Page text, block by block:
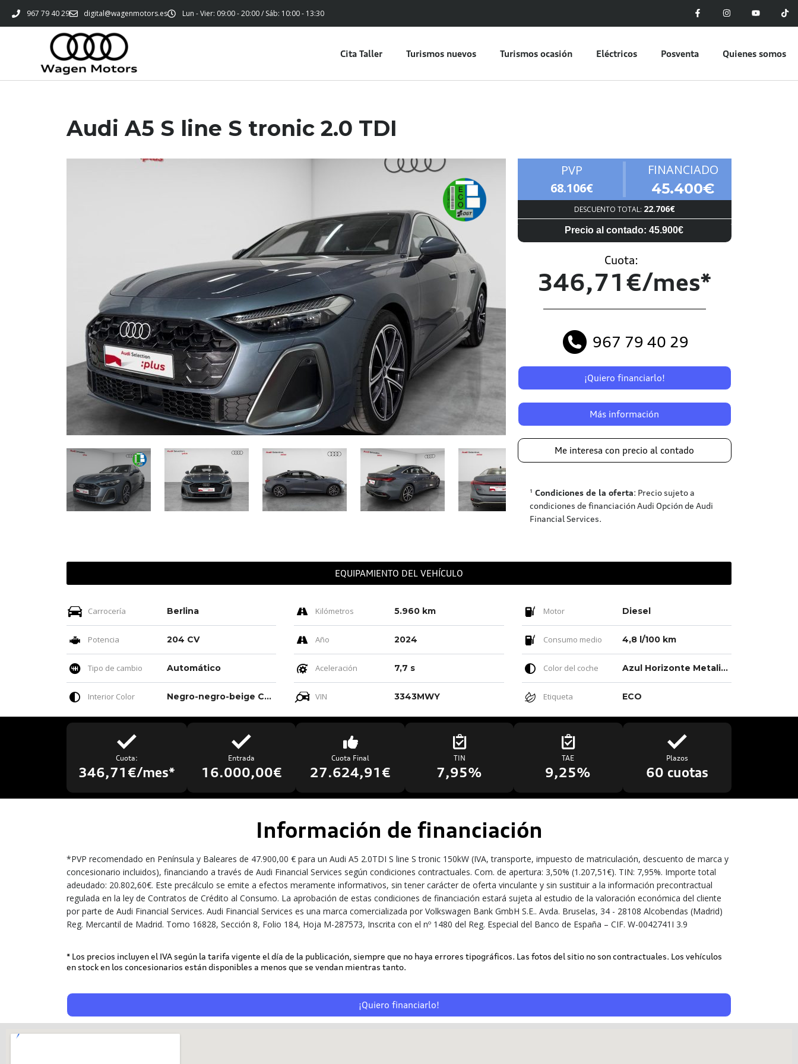
967 79 40 29 digital@wagenmotors.es Lun - Vier: 09:00 - 20:00 / Sáb: 10:00 - 13:30
Cita Taller Turismos nuevos Turismos ocasión Eléctricos Posventa Quienes somos
Audi A5 S line S tronic 2.0 TDI
PVP
68.106€
FINANCIADO
45.400€
DESCUENTO TOTAL: 22.706€
Precio al contado: 45.900€
Cuota:
346,71€/mes*
967 79 40 29
¡Quiero financiarlo!
Más información
Me interesa con precio al contado
¹ Condiciones de la oferta: Precio sujeto a
condiciones de financiación Audi Opción de Audi
Financial Services.
EQUIPAMIENTO DEL VEHÍCULO
Carrocería Berlina Kilómetros 5.960 km Motor Diesel
Potencia 204 CV Año 2024 Consumo medio 4,8 l/100 km
Tipo de cambio Automático Aceleración 7,7 s Color del coche Azul Horizonte Metalizado
Interior Color Negro-negro-beige Cardamomo/ Negro-negro/negro/negro VIN 3343MWY Etiqueta ECO
Cuota:
346,71€/mes*
Entrada
16.000,00€
Cuota Final
27.624,91€
TIN
7,95%
TAE
9,25%
Plazos
60 cuotas
Información de financiación
*PVP recomendado en Península y Baleares de 47.900,00 € para un Audi A5 2.0TDI S line S tronic 150kW (IVA, transporte, impuesto de matriculación, descuento de marca y
concesionario incluidos), financiando a través de Audi Financial Services según condiciones contractuales. Com. de apertura: 3,50% (1.207,51€). TIN: 7,95%. Importe total
adeudado: 20.802,60€. Este precálculo se emite a efectos meramente informativos, sin tener carácter de oferta vinculante y sin sustituir a la información precontractual
regulada en la ley de Contratos de Crédito al Consumo. La aprobación de estas condiciones de financiación estará sujeta al estudio de la valoración económica del cliente
por parte de Audi Financial Services. Audi Financial Services es una marca comercializada por Volkswagen Bank GmbH S.E.. Avda. Bruselas, 34 - 28108 Alcobendas (Madrid)
Reg. Mercantil de Madrid. Tomo 16828, Sección 8, Folio 184, Hoja M-287573, Inscrita con el nº 1480 del Reg. Especial del Banco de España – CIF. W-0042741I 3.9
* Los precios incluyen el IVA según la tarifa vigente el día de la publicación, siempre que no haya errores tipográficos. Las fotos del sitio no son contractuales. Los vehículos
en stock en los concesionarios están disponibles a menos que se vendan mientras tanto.
¡Quiero financiarlo!